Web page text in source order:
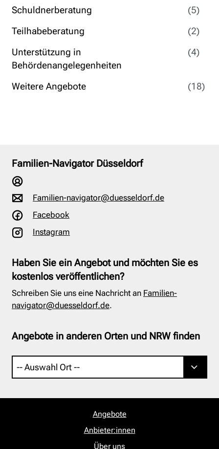
Schuldnerberatung
(5)
Teilhabeberatung
(2)
Unterstützung in
Behördenangelegenheiten
(4)
Weitere Angebote (18)
Familien-Navigator Düsseldorf
Familien-navigator@duesseldorf.de
Facebook
Instagram
Haben Sie ein Angebot und möchten Sie es
kostenlos veröffentlichen?
Schreiben Sie uns eine Nachricht an Familien-
navigator@duesseldorf.de.
Angebote in anderen Orten und NRW finden
Angebote
Anbieter:innen
Über uns